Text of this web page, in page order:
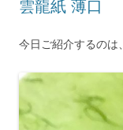
雲龍紙 薄口
今日ご紹介するのは